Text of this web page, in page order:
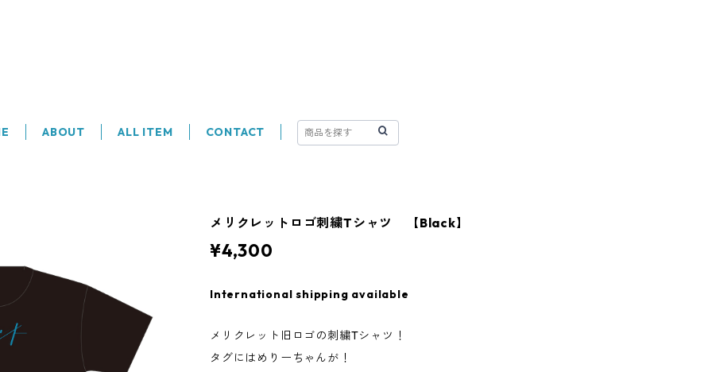
ABOUT ALL ITEM CONTACT
メリクレットロゴ刺繍Tシャツ 【Black】
¥4,300
International shipping available
メリクレット旧ロゴの刺繍Tシャツ！
タグにはめりーちゃんが！